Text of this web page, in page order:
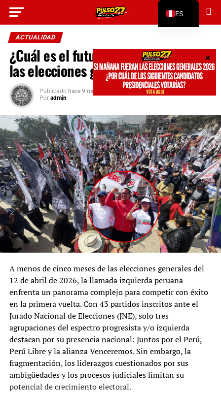
ACTUALIDAD
¿Cuál es el futuro de la izquierda en
las elecciones generales 2026?
Publicado hace 9 meses
noviembre 2, 2025
Por admin
A menos de cinco meses de las elecciones generales del
12 de abril de 2026, la llamada izquierda peruana
enfrenta un panorama complejo para competir con éxito
en la primera vuelta. Con 43 partidos inscritos ante el
Jurado Nacional de Elecciones (JNE), solo tres
agrupaciones del espectro progresista y/o izquierda
destacan por su presencia nacional: Juntos por el Perú,
Perú Libre y la alianza Venceremos. Sin embargo, la
fragmentación, los liderazgos cuestionados por sus
ambigüedades y los procesos judiciales limitan su
potencial de crecimiento electoral.
Go to mobile version
ES
EN